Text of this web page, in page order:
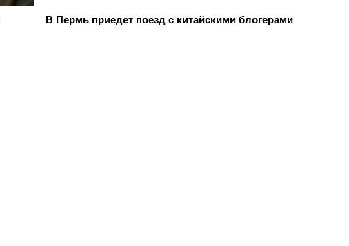
В Пермь приедет поезд с китайскими блогерами